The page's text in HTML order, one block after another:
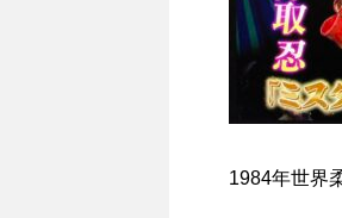
1984年世界